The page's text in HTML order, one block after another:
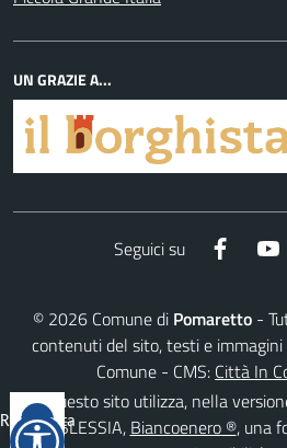
UN GRAZIE A...
Seguici su Facebook
© 2026Comune di Pomaretto-
contenuti del sito, testi e immagini
Comune - CMS: Città In
Questo sito utilizza, nella
DISLESSIA, Biancoenero ®, una
Reimposta
tutto